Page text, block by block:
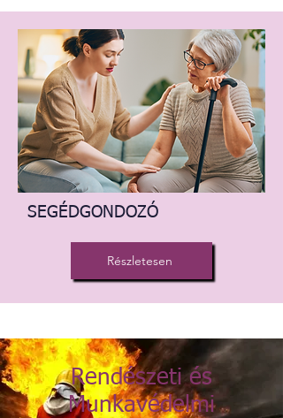
SEGÉDGONDOZÓ
Részletesen
Rendészeti és
Munkavédelmi